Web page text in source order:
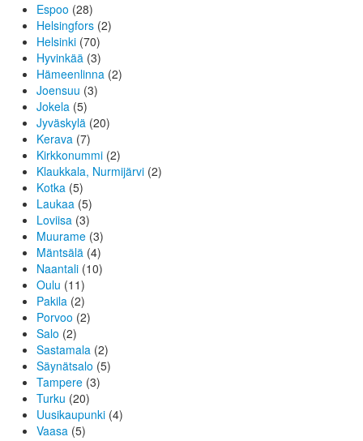
Espoo (28)
Helsingfors (2)
Helsinki (70)
Hyvinkää (3)
Hämeenlinna (2)
Joensuu (3)
Jokela (5)
Jyväskylä (20)
Kerava (7)
Kirkkonummi (2)
Klaukkala, Nurmijärvi (2)
Kotka (5)
Laukaa (5)
Loviisa (3)
Muurame (3)
Mäntsälä (4)
Naantali (10)
Oulu (11)
Pakila (2)
Porvoo (2)
Salo (2)
Sastamala (2)
Säynätsalo (5)
Tampere (3)
Turku (20)
Uusikaupunki (4)
Vaasa (5)